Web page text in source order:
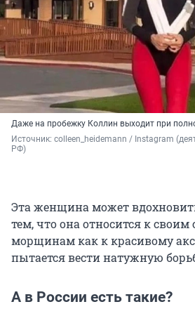
Даже на пробежку Коллин выходит при
Источник: colleen_heidemann / Instagram
РФ)
Эта женщина может
тем, что она относится к
морщинам как к красивому
пытается вести натужную
А в России есть такие?